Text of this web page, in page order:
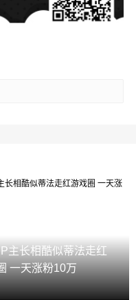
主长相酷似蒂法走红
一天涨粉10万